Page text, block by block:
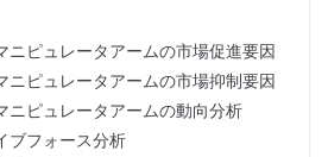
ニピュレータアームの市場促進要因
ニピュレータアームの市場抑制要因
ニピュレータアームの動向分析
ブフォース分析